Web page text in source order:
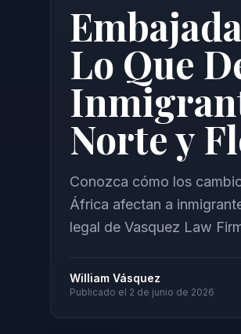
Lo Que
Norte y
Conozca cómo los
África afectan a
legal de Vasquez Law
William Vásquez
Publicado el 2 de junio de 2026